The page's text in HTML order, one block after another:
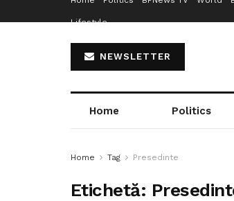
Lifestyle
NEWSLETTER
Home Politics
Home Tag Presedinte
Etichetă: